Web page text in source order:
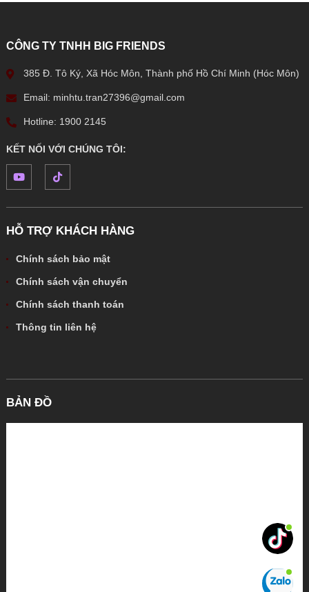
CÔNG TY TNHH BIG FRIENDS
385 Đ. Tô Ký, Xã Hóc Môn, Thành phố Hồ Chí Minh (Hóc Môn)
Email: minhtu.tran27396@gmail.com
Hotline: 1900 2145
KẾT NỐI VỚI CHÚNG TÔI:
HỖ TRỢ KHÁCH HÀNG
Chính sách bảo mật
Chính sách vận chuyển
Chính sách thanh toán
Thông tin liên hệ
BẢN ĐỒ